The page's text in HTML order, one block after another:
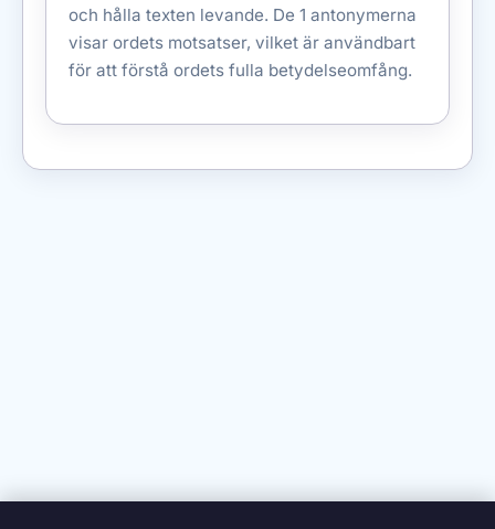
och hålla texten levande. De 1 antonymerna
visar ordets motsatser, vilket är användbart
för att förstå ordets fulla betydelseomfång.